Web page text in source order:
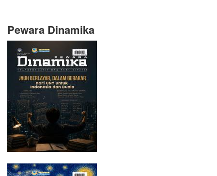
Pewara Dinamika